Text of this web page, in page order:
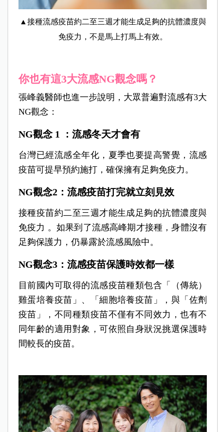
▲接種流感疫苗約二至三週才能生成足夠的抗體濃度與
免疫力，不是馬上打馬上有效。
你也有這3大流感NG觀念嗎？
張峰義醫師也進一步說明，大眾普遍對流感有3大
NG觀念：
NG觀念 1 ：流感冬天才會有
台灣已經流感全年化，夏季也要提高警覺，流感
疫苗可提早預約施打，確保擁有足夠免疫力。
NG觀念2：流感疫苗打完就立刻見效
接種疫苗約二至三週才能生成足夠的抗體濃度與
免疫力 。如果到了流感高峰期才接種，身體沒有
足夠保護力，仍暴露於流感風險中。
NG觀念3：流感疫苗保護時效都一樣
目前國內可取得的流感疫苗種類包含「（傳統）
雞蛋培養疫苗」、「細胞培養疫苗」，與「佐劑
疫苗」，不同種類疫苗不僅有不同效力，也有不
同年齡的適用對象，可依照自身狀況挑選保護時
間較長的疫苗。